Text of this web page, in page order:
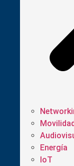
Energía
IoT